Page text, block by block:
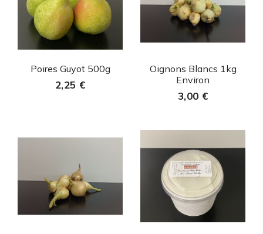
Aperçu rapide
Poires Guyot 500g
2,25 €
Aperçu rapide
Oignons Blancs 1kg
Environ
3,00 €